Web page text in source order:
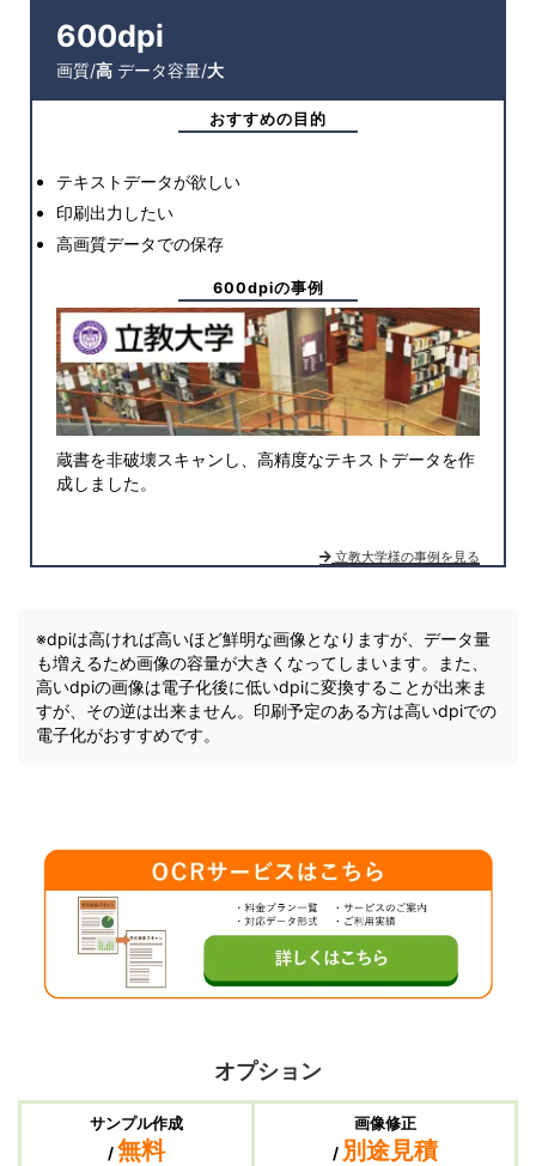
600dpi
画質/高 データ容量/大
おすすめの目的
テキストデータが欲しい
印刷出力したい
高画質データでの保存
600dpiの事例
蔵書を非破壊スキャンし、高精度なテキストデータを作
成しました。
立教大学様の事例を見る
※dpiは高ければ高いほど鮮明な画像となりますが、データ量
も増えるため画像の容量が大きくなってしまいます。また、
高いdpiの画像は電子化後に低いdpiに変換することが出来ま
すが、その逆は出来ません。印刷予定のある方は高いdpiでの
電子化がおすすめです。
オプション
サンプル作成
/無料
画像修正
/ 別途見積